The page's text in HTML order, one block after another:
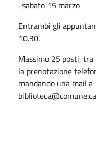
-sabato 15 marzo
Entrambi gli
10.30.
Massimo 25 posti,
la prenotazione
mandando una mail a